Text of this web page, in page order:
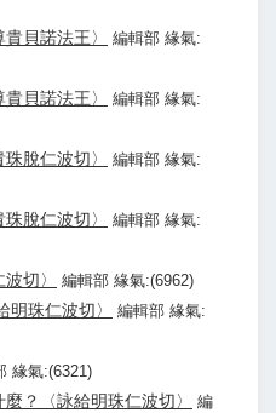
貝諾法王〉
編輯部 緣氣:
貝諾法王〉
編輯部 緣氣:
脫仁波切〉
編輯部 緣氣:
脫仁波切〉
編輯部 緣氣:
切〉 編輯部 緣氣:(6962)
珠仁波切〉
編輯部 緣氣:
緣氣:(6321)
？〈詠給明珠仁波切〉
編